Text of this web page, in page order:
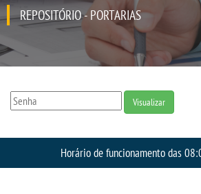
QUEM SOMOS
INFRAESTRUTURA
REPOSITÓRIO - PORTARIAS
Visualizar
Horário de funcionamento das